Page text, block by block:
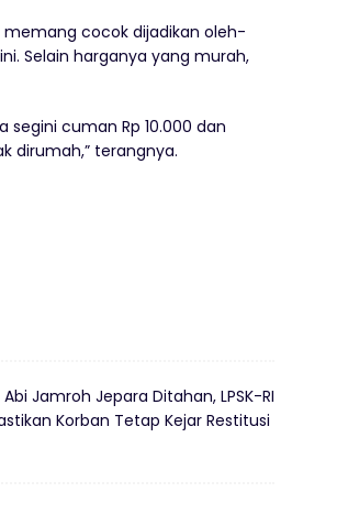
cocok dijadikan oleh-
Selain harganya yang murah,
segini cuman Rp 10.000 dan
dirumah,” terangnya.
Jamroh Jepara Ditahan, LPSK-RI
Korban Tetap Kejar Restitusi